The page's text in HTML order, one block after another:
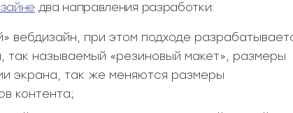
два направления разработки:
вебдизайн, при этом подходе
называемый «резиновый макет», размеры
экрана, так же меняются размеры
контента;